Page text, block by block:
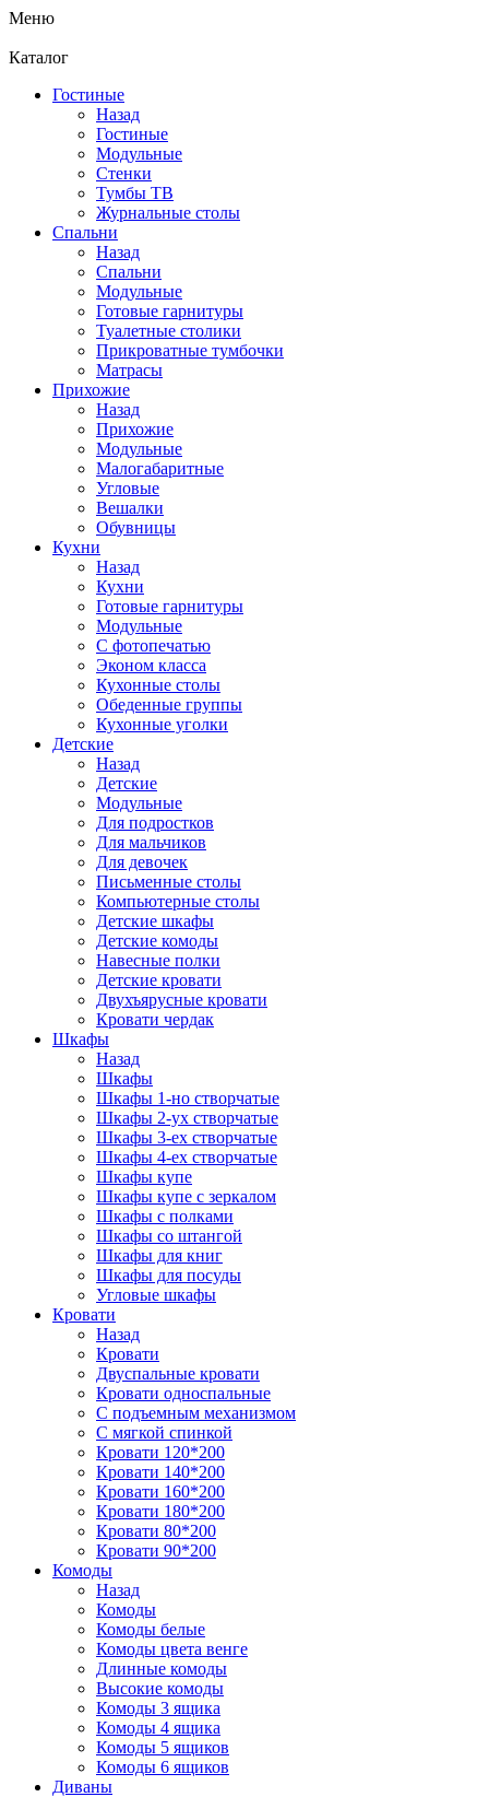
Меню
Каталог
Гостиные
Назад
Гостиные
Модульные
Стенки
Тумбы ТВ
Журнальные столы
Спальни
Назад
Спальни
Модульные
Готовые гарнитуры
Туалетные столики
Прикроватные тумбочки
Матрасы
Прихожие
Назад
Прихожие
Модульные
Малогабаритные
Угловые
Вешалки
Обувницы
Кухни
Назад
Кухни
Готовые гарнитуры
Модульные
С фотопечатью
Эконом класса
Кухонные столы
Обеденные группы
Кухонные уголки
Детские
Назад
Детские
Модульные
Для подростков
Для мальчиков
Для девочек
Письменные столы
Компьютерные столы
Детские шкафы
Детские комоды
Навесные полки
Детские кровати
Двухъярусные кровати
Кровати чердак
Шкафы
Назад
Шкафы
Шкафы 1-но створчатые
Шкафы 2-ух створчатые
Шкафы 3-ех створчатые
Шкафы 4-ех створчатые
Шкафы купе
Шкафы купе с зеркалом
Шкафы с полками
Шкафы со штангой
Шкафы для книг
Шкафы для посуды
Угловые шкафы
Кровати
Назад
Кровати
Двуспальные кровати
Кровати односпальные
С подъемным механизмом
С мягкой спинкой
Кровати 120*200
Кровати 140*200
Кровати 160*200
Кровати 180*200
Кровати 80*200
Кровати 90*200
Комоды
Назад
Комоды
Комоды белые
Комоды цвета венге
Длинные комоды
Высокие комоды
Комоды 3 ящика
Комоды 4 ящика
Комоды 5 ящиков
Комоды 6 ящиков
Диваны